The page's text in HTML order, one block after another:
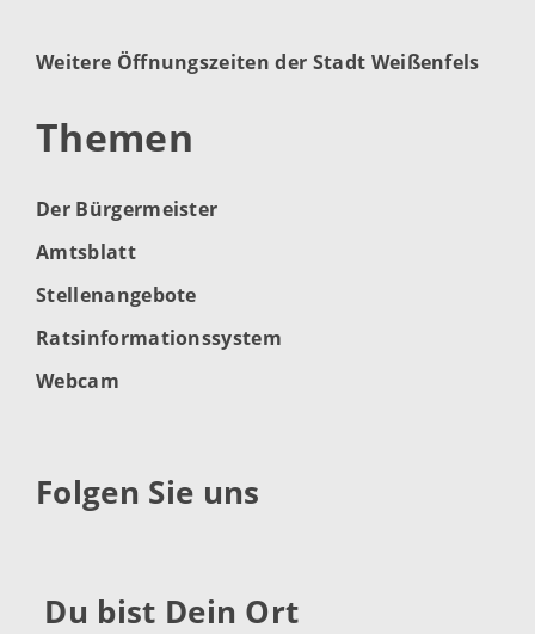
Weitere Öffnungszeiten der Stadt Weißenfels
Themen
Der Bürgermeister
Amtsblatt
Stellenangebote
Ratsinformationssystem
Webcam
Folgen Sie uns
Du bist Dein Ort